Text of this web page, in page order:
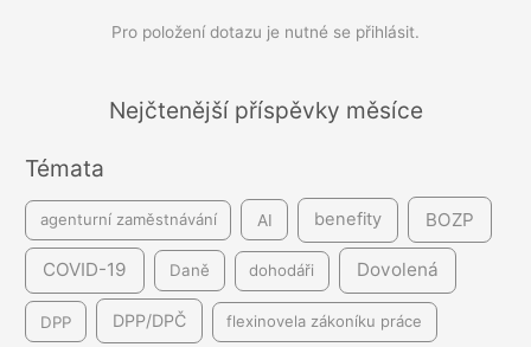
í
Pro položení dotazu je nutné se přihlásit.
Nejčtenější příspěvky měsíce
Témata
agenturní zaměstnávání AI benefity BOZP
COVID-19 Daně dohodáři Dovolená
DPP DPP/DPČ flexinovela zákoníku práce